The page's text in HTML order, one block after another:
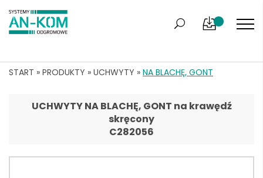
START » PRODUKTY » UCHWYTY » NA BLACHĘ, GONT
UCHWYTY NA BLACHĘ, GONT na krawędź
skręcony
C282056